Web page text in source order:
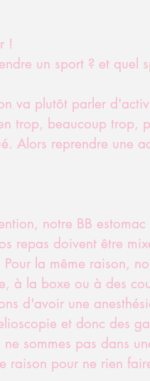
!
un sport ? et quel
va plutôt parler
trop, beaucoup trop,
Alors reprendre une
notre BB
repas doivent être
la même raison,
à la boxe ou à des
d'avoir une
et donc des
sommes pas dans
raison pour ne rien